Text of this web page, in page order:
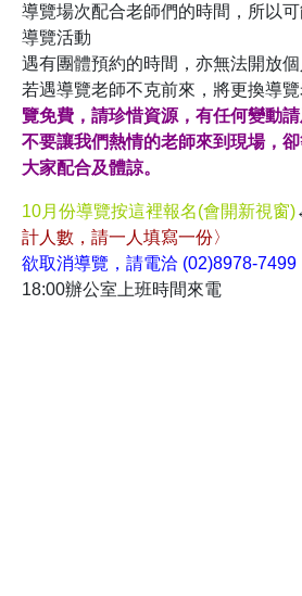
導覽場次配合老師們的時間，所以
導覽活動
遇有團體預約的時間，亦無法開放
若遇導覽老師不克前來，將更換導
覽免費，請珍惜資源，有任何變動請
不要讓我們熱情的老師來到現場，
大家配合及體諒。
10月份導覽按這裡報名(會開新視窗)
計人數，請一人填寫一份〉
欲取消導覽，請電洽 (02)8978-7499
18:00辦公室上班時間來電